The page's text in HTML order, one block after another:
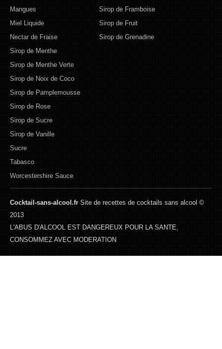
Mangues
Miel Liquide
Nectar de Fraise
Sirop de Framboise
Sirop de Fruit
Sirop de Grenadine
Sirop de Menthe
Sirop de Menthe Verte
Sirop de Noix de Coco
Sirop de Pamplemousse
Sirop de Rose
Sirop de Sucre
Sirop de Vanille
Sucre
Tabasco
Worcestershire Sauce
Cocktail-sans-alcool.frSite de recettes de cocktails sans alcool ©
2013
L'ABUS D'ALCOOL EST DANGEREUX POUR LA SANTE,
CONSOMMEZ AVEC MODERATION